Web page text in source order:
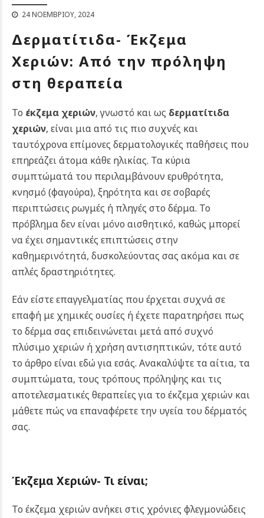
24 ΝΟΕΜΒΡΊΟΥ, 2024
Δερματίτιδα- Έκζεμα
Χεριών: Από την πρόληψη
στη θεραπεία
Το έκζεμα χεριών, γνωστό και ως δερματίτιδα
χεριών, είναι μια από τις πιο συχνές και
ταυτόχρονα επίμονες δερματολογικές παθήσεις που
επηρεάζει άτομα κάθε ηλικίας. Τα κύρια
συμπτώματά του περιλαμβάνουν ερυθρότητα,
κνησμό (φαγούρα), ξηρότητα και σε σοβαρές
περιπτώσεις ρωγμές ή πληγές στο δέρμα. Το
πρόβλημα δεν είναι μόνο αισθητικό, καθώς μπορεί
να έχει σημαντικές επιπτώσεις στην
καθημερινότητά, δυσκολεύοντας σας ακόμα και σε
απλές δραστηριότητες.
Εάν είστε επαγγελματίας που έρχεται συχνά σε
επαφή με χημικές ουσίες ή έχετε παρατηρήσει πως
το δέρμα σας επιδεινώνεται μετά από συχνό
πλύσιμο χεριών ή χρήση αντισηπτικών, τότε αυτό
το άρθρο είναι εδώ για εσάς. Ανακαλύψτε τα αίτια, τα
συμπτώματα, τους τρόπους πρόληψης και τις
αποτελεσματικές θεραπείες για το έκζεμα χεριών και
μάθετε πώς να επαναφέρετε την υγεία του δέρματός
σας.
Έκζεμα Χεριών- Τι είναι;
Το έκζεμα χεριών ανήκει στις χρόνιες φλεγμονώδεις